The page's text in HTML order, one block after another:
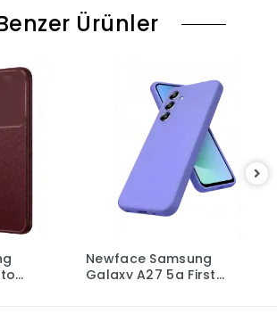
Ürünler
Newface Samsung
Galaxy A27 5g First